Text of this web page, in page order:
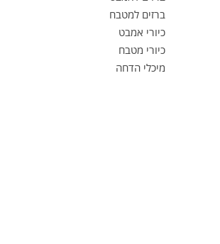
ברזים למטבח
כיורי אמבט
כיורי מטבח
מיכלי הדחה